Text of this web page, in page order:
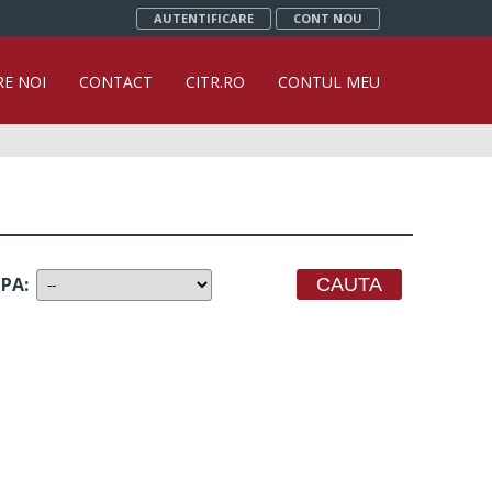
AUTENTIFICARE CONT NOU
NOI CONTACT CITR.RO CONTUL MEU
: